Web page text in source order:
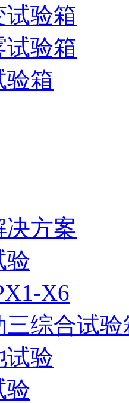
试验箱
试验箱
验箱
决方案
验
X6
综合试验
试验
验